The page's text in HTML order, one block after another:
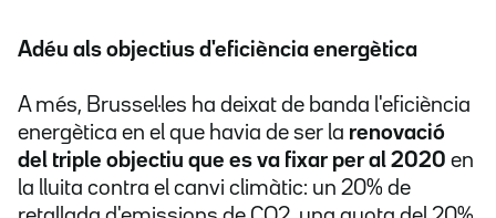
Adéu als objectius d'eficiència energètica
A més, Brussel·les ha deixat de banda l'eficiència
energètica en el que havia de ser la renovació
del triple objectiu que es va fixar per al 2020 en
la lluita contra el canvi climàtic: un 20% de